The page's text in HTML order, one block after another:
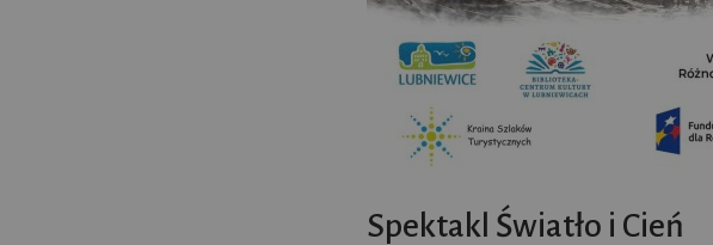
Spektakl Światło i Cień